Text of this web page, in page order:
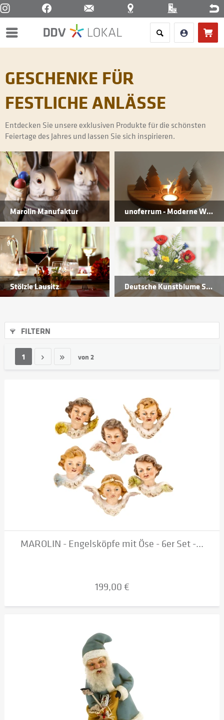
Menü
GESCHENKE FÜR
FESTLICHE ANLÄSSE
Entdecken Sie unsere exklusiven Produkte für die schönsten
Feiertage des Jahres und lassen Sie sich inspirieren.
Marolin Manufaktur
Stölzle Lausitz Deutsche Kunstblume Sebnitz
unoferrum - Moderne Weihnachtsdeko
FILTERN
1 von 2
MAROLIN - Engelsköpfe mit Öse - 6er Set -...
199,00 €